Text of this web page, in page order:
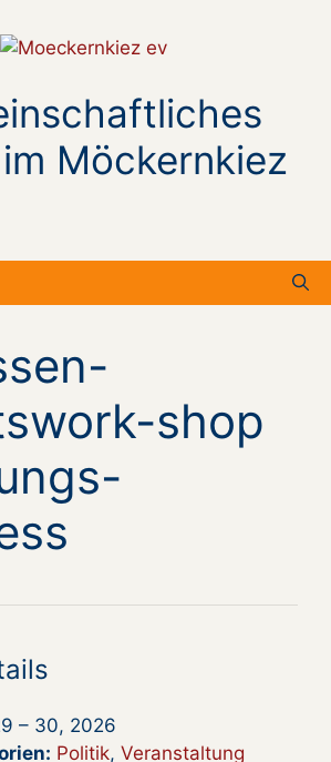
Möckernkiez
shop
– 30, 2026
Politik, Veranstaltung